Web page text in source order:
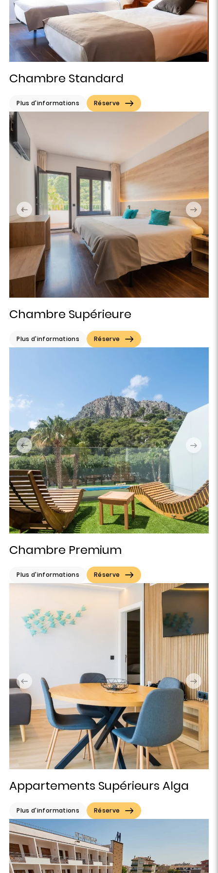
Chambre Standard
Plus d'informations Réserve
Chambre Supérieure
Plus d'informations Réserve
Chambre Premium
Plus d'informations Réserve
Appartements Supérieurs Alga
Plus d'informations Réserve